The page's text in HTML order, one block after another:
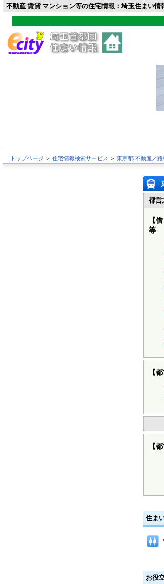
不動産 賃貸 マンション等の住宅情報：埼玉住まい情
トップページ ＞ 住宅情報検索サービス ＞ 東京都 不動産／路
都営
【
等
【
【
住ま
お役